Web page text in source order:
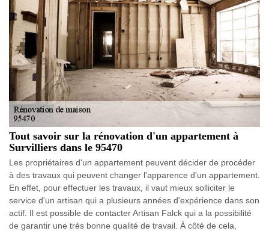
Tout savoir sur la rénovation d'un appartement à
Survilliers dans le 95470
Les propriétaires d'un appartement peuvent décider de procéder
à des travaux qui peuvent changer l'apparence d'un appartement.
En effet, pour effectuer les travaux, il vaut mieux solliciter le
service d'un artisan qui a plusieurs années d'expérience dans son
actif. Il est possible de contacter Artisan Falck qui a la possibilité
de garantir une très bonne qualité de travail. À côté de cela,